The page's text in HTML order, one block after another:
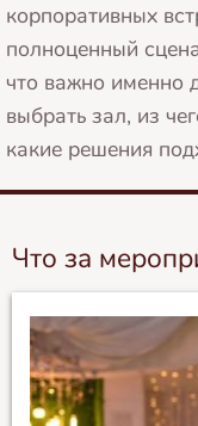
корпоративных
полноценный
что важно именно
выбрать зал, из
какие решения
Что за